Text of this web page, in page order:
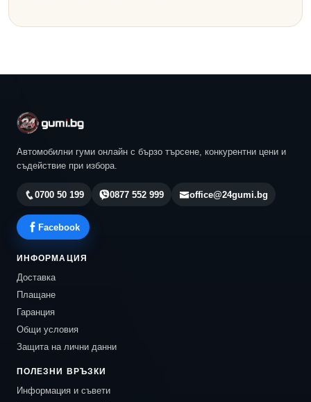
Автомобилни гуми онлайн с бързо търсене, конкурентни цени и
съдействие при избора.
0700 50 199 0877 552 999 office@24gumi.bg
Facebook
ИНФОРМАЦИЯ
Доставка
Плащане
Гаранция
Общи условия
Защита на лични данни
ПОЛЕЗНИ ВРЪЗКИ
Информация и съвети